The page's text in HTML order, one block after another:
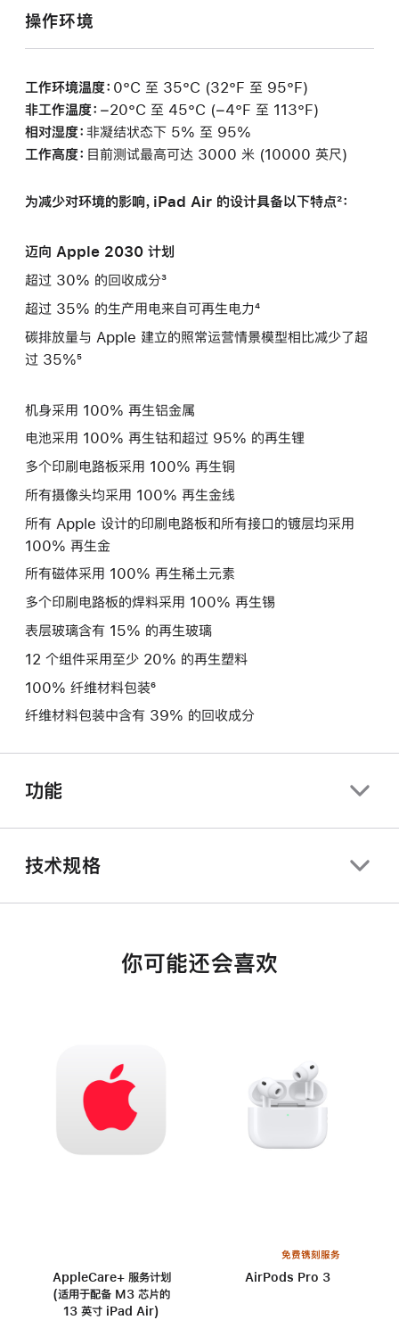
操作环境
工作环境温度： 0°C 至 35°C (32°F 至 95°F)
非工作温度： −20°C 至 45°C (−4°F 至 113°F)
相对湿度： 非凝结状态下 5% 至 95%
工作高度： 目前测试最高可达 3000 米 (10000 英尺)
为减少对环境的影响，iPad Air 的设计具备以下特点²：
迈向 Apple 2030 计划
超过 30% 的回收成分³
超过 35% 的生产用电来自可再生电力⁴
碳排放量与 Apple 建立的照常运营情景模型相比减少了超
过 35%⁵
机身采用 100% 再生铝金属
电池采用 100% 再生钴和超过 95% 的再生锂
多个印刷电路板采用 100% 再生铜
所有摄像头均采用 100% 再生金线
所有 Apple 设计的印刷电路板和所有接口的镀层均采用
100% 再生金
所有磁体采用 100% 再生稀土元素
多个印刷电路板的焊料采用 100% 再生锡
表层玻璃含有 15% 的再生玻璃
12 个组件采用至少 20% 的再生塑料
100% 纤维材料包装⁶
纤维材料包装中含有 39% 的回收成分
功能
技术规格
你可能还会喜欢
AppleCare+ 服务计划
(适用于配备 M3 芯片的
13 英寸 iPad Air)
免费镌刻服务
AirPods Pro 3